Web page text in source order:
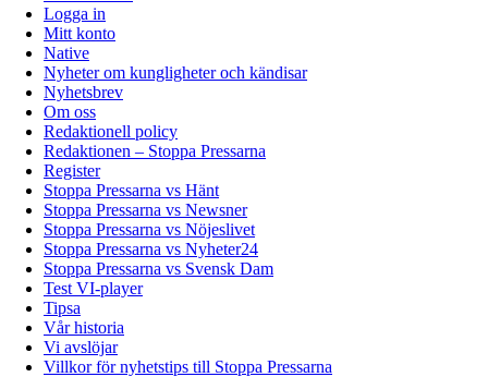
Logga in
Mitt konto
Native
Nyheter om kungligheter och kändisar
Nyhetsbrev
Om oss
Redaktionell policy
Redaktionen – Stoppa Pressarna
Register
Stoppa Pressarna vs Hänt
Stoppa Pressarna vs Newsner
Stoppa Pressarna vs Nöjeslivet
Stoppa Pressarna vs Nyheter24
Stoppa Pressarna vs Svensk Dam
Test VI-player
Tipsa
Vår historia
Vi avslöjar
Villkor för nyhetstips till Stoppa Pressarna